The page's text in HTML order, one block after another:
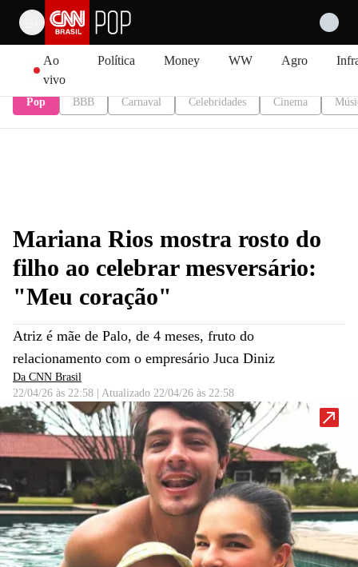
Ao
vivo
Política Money WW Agro
Pop BBB Carnaval Celebridades Cinema
Mariana Rios mostra rosto do
filho ao celebrar mesversário:
"Meu coração"
Atriz é mãe de Palo, de 4 meses, fruto do
relacionamento com o empresário Juca Diniz
Da CNN Brasil
22/04/26 às 22:58
Atualizado 22/04/26 às 22:58